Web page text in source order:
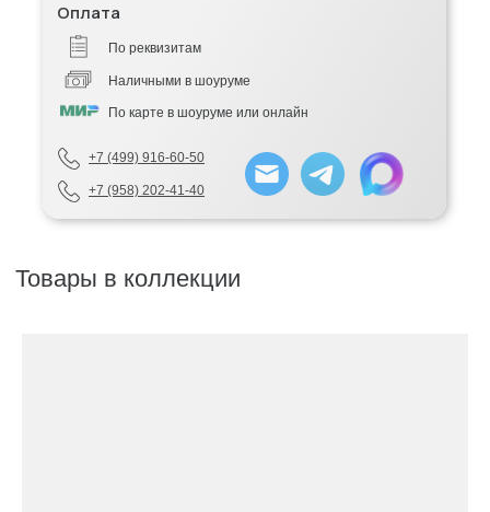
+7 (958) 202-41-40
+7 (499) 916-60-50
По реквизитам
Наличными в шоуруме
По карте в шоуруме или онлайн
Оплата